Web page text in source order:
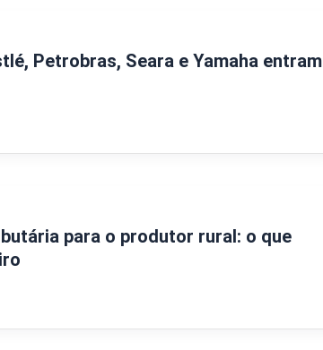
Petrobras, Seara e Yamaha entram
para o produtor rural: o que